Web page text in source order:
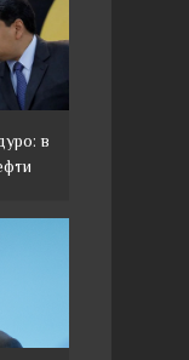
в